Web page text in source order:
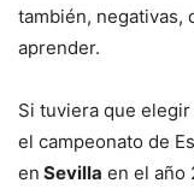
también, negativas,
aprender.
Si tuviera que
el campeonato de
en Sevilla en el año